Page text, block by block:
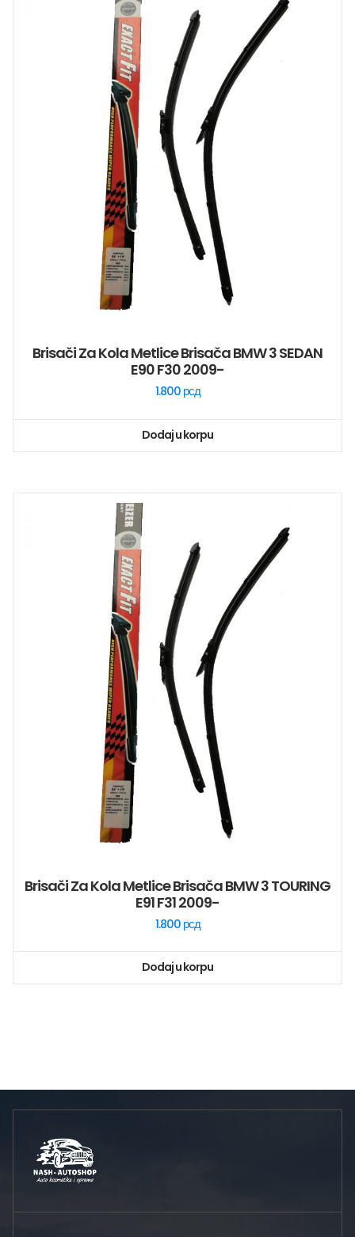
Brisači Za Kola Metlice Brisača BMW 3 SEDAN
E90 F30 2009-
1.800 рсд
Dodaj u korpu
Brisači Za Kola Metlice Brisača BMW 3 TOURING
E91 F31 2009-
1.800 рсд
Dodaj u korpu